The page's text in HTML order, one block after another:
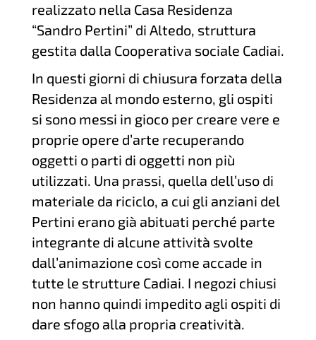
realizzato nella Casa Residenza
“Sandro Pertini” di Altedo, struttura
gestita dalla Cooperativa sociale Cadiai.
In questi giorni di chiusura forzata della
Residenza al mondo esterno, gli ospiti
si sono messi in gioco per creare vere e
proprie opere d’arte recuperando
oggetti o parti di oggetti non più
utilizzati. Una prassi, quella dell’uso di
materiale da riciclo, a cui gli anziani del
Pertini erano già abituati perché parte
integrante di alcune attività svolte
dall’animazione così come accade in
tutte le strutture Cadiai. I negozi chiusi
non hanno quindi impedito agli ospiti di
dare sfogo alla propria creatività.